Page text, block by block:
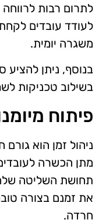
לתרום רבות
לעודד עובדים
משגרה יומית.
בנוסף, ניתן להציע
בשילוב טכניקות
פיתוח
ניהול זמן הוא
מתן הכשרה
תחושת השליטה
את זמנם בצורה
חרדה.